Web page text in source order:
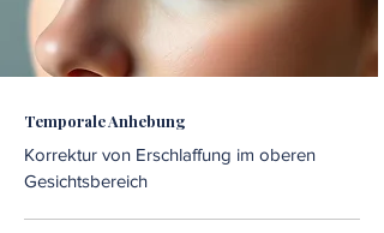
Temporale Anhebung
Korrektur von Erschlaffung im oberen
Gesichtsbereich